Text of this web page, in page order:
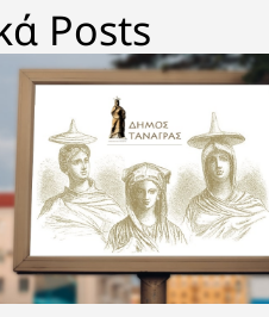
Posts